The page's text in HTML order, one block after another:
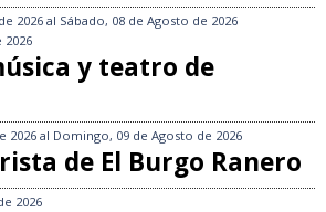
2026 al Sábado, 08 de Agosto de 2026
2026
y teatro de
2026 al Domingo, 09 de Agosto de 2026
de El Burgo Ranero
2026